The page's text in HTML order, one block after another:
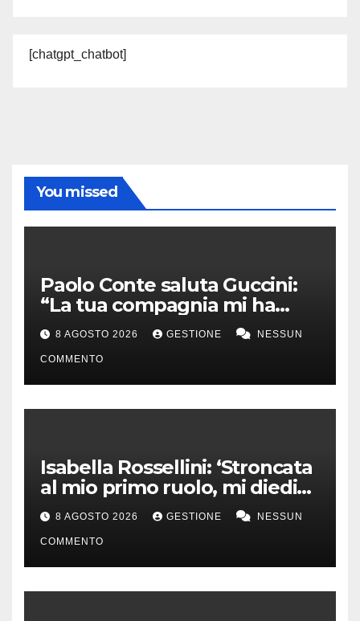
[chatgpt_chatbot]
You missed
Paolo Conte saluta Guccini:
“La tua compagnia mi ha
sempre divertito”
8 AGOSTO 2026 GESTIONE NESSUN
COMMENTO
Isabella Rossellini: ‘Stroncata
al mio primo ruolo, mi diedi
alla moda’
8 AGOSTO 2026 GESTIONE NESSUN
COMMENTO